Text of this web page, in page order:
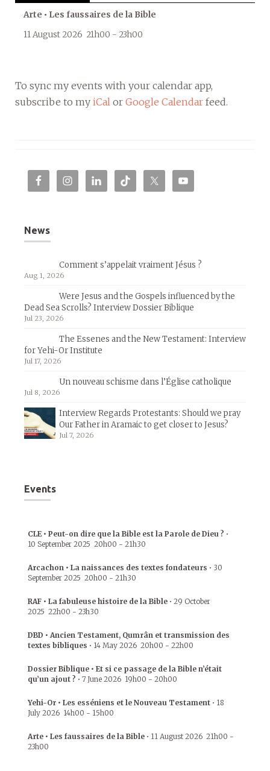
Arte • Les faussaires de la Bible
11 August 2026 21h00 - 23h00
To sync my events with your calendar app,
subscribe to my iCal or Google Calendar feed.
News
Comment s’appelait vraiment Jésus ?
Aug 1, 2026
Were Jesus and the Gospels influenced by the
Dead Sea Scrolls? Interview Dossier Biblique
Jul 23, 2026
The Essenes and the New Testament: Interview
for Yehi-Or Institute
Jul 17, 2026
Un nouveau schisme dans l’Église catholique
Jul 8, 2026
Interview Regards Protestants: Should we pray
Our Father in Aramaic to get closer to Jesus?
Jul 7, 2026
Events
CLE • Peut-on dire que la Bible est la Parole de Dieu ? •
10 September 2025 20h00 - 21h30
Arcachon • La naissances des textes fondateurs • 30
September 2025 20h00 - 21h30
RAF • La fabuleuse histoire de la Bible • 29 October
2025 22h00 - 23h30
DBD • Ancien Testament, Qumrân et transmission des
textes bibliques • 14 May 2026 20h00 - 22h00
Dossier Biblique • Et si ce passage de la Bible n’était
qu’un ajout ? • 7 June 2026 19h00 - 20h00
Yehi-Or • Les esséniens et le Nouveau Testament • 18
July 2026 14h00 - 15h00
Arte • Les faussaires de la Bible • 11 August 2026 21h00 -
23h00